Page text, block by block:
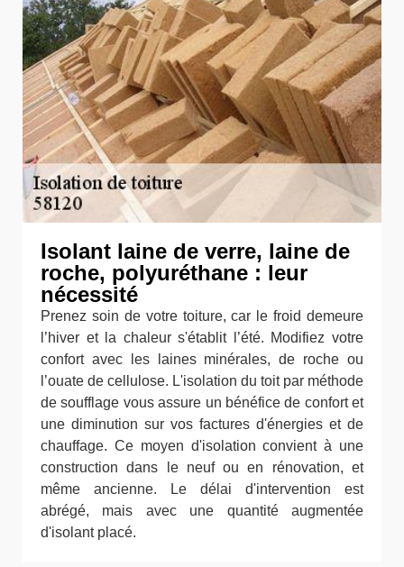
Isolant laine de verre, laine de
roche, polyuréthane : leur
nécessité
Prenez soin de votre toiture, car le froid demeure
l’hiver et la chaleur s'établit l’été. Modifiez votre
confort avec les laines minérales, de roche ou
l’ouate de cellulose. L'isolation du toit par méthode
de soufflage vous assure un bénéfice de confort et
une diminution sur vos factures d'énergies et de
chauffage. Ce moyen d'isolation convient à une
construction dans le neuf ou en rénovation, et
même ancienne. Le délai d'intervention est
abrégé, mais avec une quantité augmentée
d'isolant placé.